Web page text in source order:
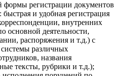
формы регистрации документов
и удобная регистрация
внутренних
основной деятельности,
распоряжения и т.д.) с
различных
названия
тексты, рубрики и т.д.);